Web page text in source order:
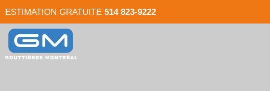
ESTIMATION GRATUITE 514 823-9222